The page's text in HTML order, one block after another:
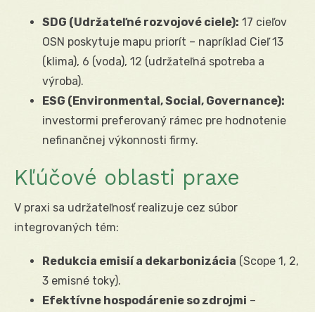
SDG (Udržateľné rozvojové ciele): 17 cieľov
OSN poskytuje mapu priorít – napríklad Cieľ 13
(klima), 6 (voda), 12 (udržateľná spotreba a
výroba).
ESG (Environmental, Social, Governance):
investormi preferovaný rámec pre hodnotenie
nefinančnej výkonnosti firmy.
Kľúčové oblasti praxe
V praxi sa udržateľnosť realizuje cez súbor
integrovaných tém:
Redukcia emisií a dekarbonizácia (Scope 1, 2,
3 emisné toky).
Efektívne hospodárenie so zdrojmi –